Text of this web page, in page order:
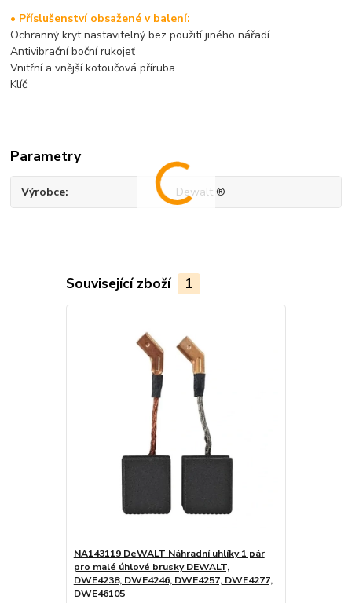
• Příslušenství obsažené v balení:
Ochranný kryt nastavitelný bez použití jiného nářadí
Antivibračníboční rukojeť
Vnitřní a vnější kotoučová příruba
Klíč
Parametry
Výrobce Dewalt ®
Související zboží 1
NA143119 DeWALT Náhradní uhlíky 1 pár
pro malé úhlové brusky DEWALT,
DWE4238, DWE4246, DWE4257, DWE4277,
DWE46105